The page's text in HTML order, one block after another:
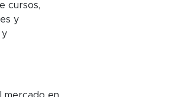
cursos,
y
y
mercado en